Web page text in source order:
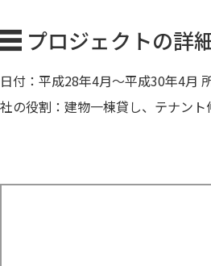
プロジェクトの詳
日付：平成28年4月～平成30年4月
社の役割：建物一棟貸し、テナント